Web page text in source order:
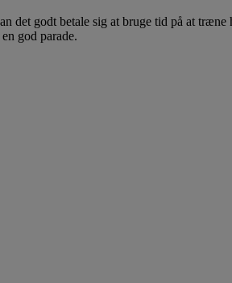
det godt betale sig at bruge tid på at
god parade.